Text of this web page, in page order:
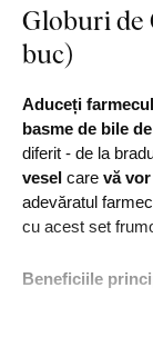
Globuri de
buc)
Aduceți
basme de bile
diferit - de la
vesel care vă
adevăratul
cu acest set
Beneficiile